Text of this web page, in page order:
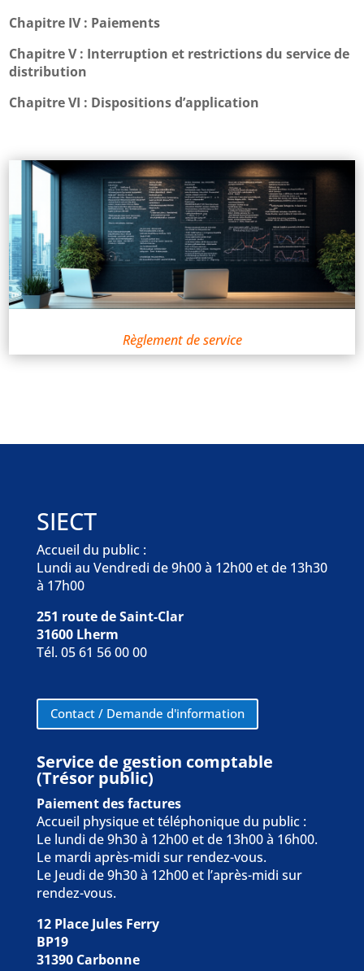
Chapitre IV : Paiements
Chapitre V : Interruption et restrictions du service de
distribution
Chapitre VI : Dispositions d’application
Règlement de service
SIECT
Accueil du public :
Lundi au Vendredi de 9h00 à 12h00 et de 13h30
à 17h00
251 route de Saint-Clar
31600 Lherm
Tél. 05 61 56 00 00
Contact / Demande d'information
Service de gestion comptable
(Trésor public)
Paiement des factures
Accueil physique et téléphonique du public :
Le lundi de 9h30 à 12h00 et de 13h00 à 16h00.
Le mardi après-midi sur rendez-vous.
Le Jeudi de 9h30 à 12h00 et l’après-midi sur
rendez-vous.
12 Place Jules Ferry
BP19
31390 Carbonne